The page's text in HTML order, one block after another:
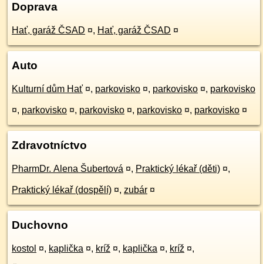
Doprava
Hať, garáž ČSAD ¤, Hať, garáž ČSAD ¤
Auto
Kulturní dům Hať ¤, parkovisko ¤, parkovisko ¤, parkovisko
¤, parkovisko ¤, parkovisko ¤, parkovisko ¤, parkovisko ¤
Zdravotníctvo
PharmDr. Alena Šubertová ¤, Praktický lékař (děti) ¤,
Praktický lékař (dospělí) ¤, zubár ¤
Duchovno
kostol ¤, kaplička ¤, kríž ¤, kaplička ¤, kríž ¤,